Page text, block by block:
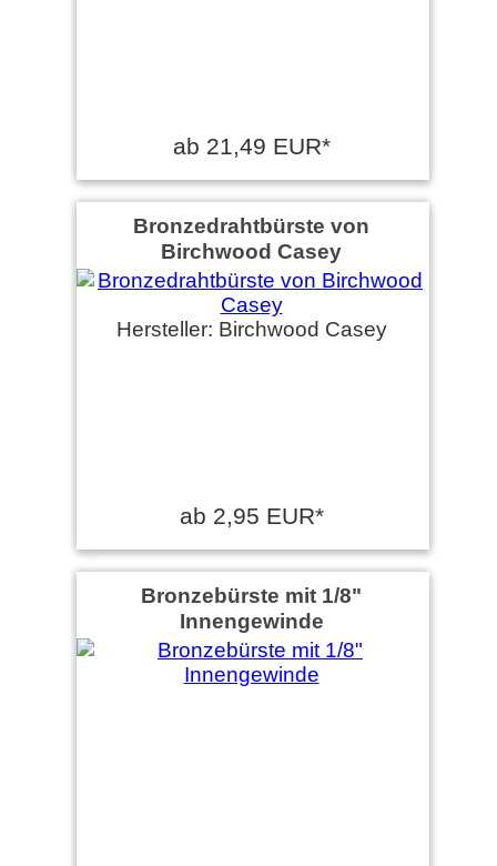
ab 21,49 EUR*
Bronzedrahtbürste von
Birchwood Casey
Hersteller: Birchwood Casey
ab 2,95 EUR*
Bronzebürste mit 1/8"
Innengewinde